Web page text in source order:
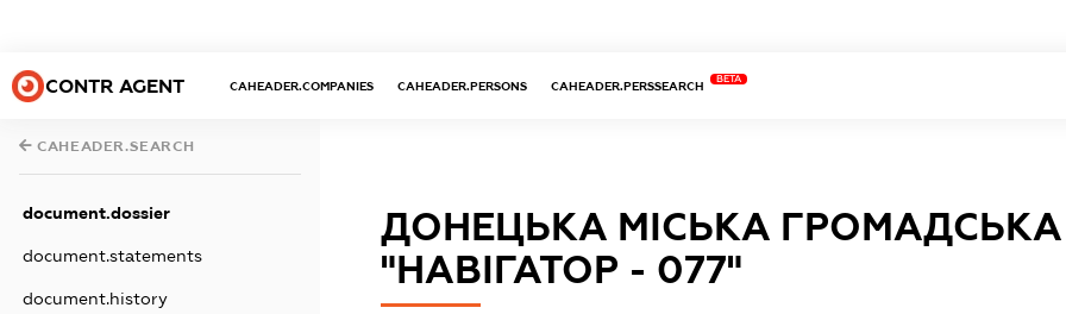
CONTR AGENT CAHEADER.COMPANIES CAHEADER.PERSONS CAHEADER.PERSSEARCH
BETA
CAHEADER.SEARCH
document.dossier
document.statements
document.history
ДОНЕЦЬКА МІСЬКА ГРОМАДСЬКА
"НАВІГАТОР - 077"